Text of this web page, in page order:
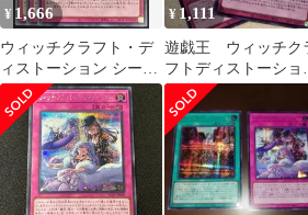
¥ 1,666
ウィッチクラフト・デ
ィストーション シーク
レット 3枚
¥ 1,111
遊戯王 ウィッチク
フトディストーショ
ン シークレットレ
枚セット